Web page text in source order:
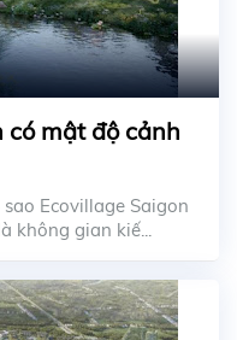
có mật độ cảnh
Ecovillage Saigon
không gian kiế...